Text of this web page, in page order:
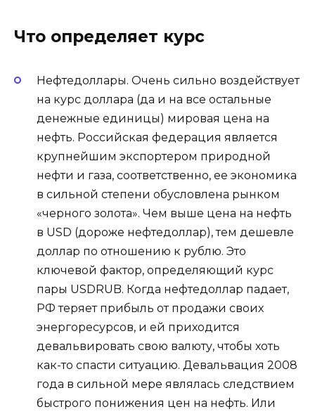
Что определяет курс
Нефтедоллары. Очень сильно воздействует
на курс доллара (да и на все остальные
денежные единицы) мировая цена на
нефть. Российская федерация является
крупнейшим экспортером природной
нефти и газа, соответственно, ее экономика
в сильной степени обусловлена рынком
«черного золота». Чем выше цена на нефть
в USD (дороже нефтедоллар), тем дешевле
доллар по отношению к рублю. Это
ключевой фактор, определяющий курс
пары USDRUB. Когда нефтедоллар падает,
РФ теряет прибыль от продажи своих
энергоресурсов, и ей приходится
девальвировать свою валюту, чтобы хоть
как-то спасти ситуацию. Девальвация 2008
года в сильной мере являлась следствием
быстрого понижения цен на нефть. Или